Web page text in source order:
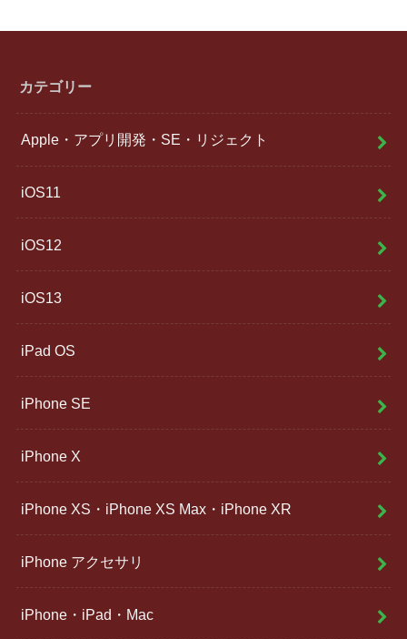
カテゴリー
Apple・アプリ開発・SE・リジェクト
iOS11
iOS12
iOS13
iPad OS
iPhone SE
iPhone X
iPhone XS・iPhone XS Max・iPhone XR
iPhone アクセサリ
iPhone・iPad・Mac